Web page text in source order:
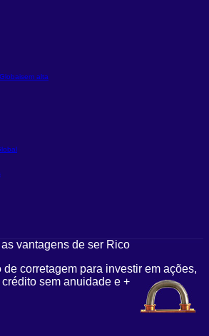
em alta
vantagens de ser Rico
de corretagem para investir em ações,
sem anuidade e +